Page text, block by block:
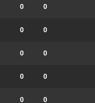
0
0
0
0
0
0
0
0
0
0